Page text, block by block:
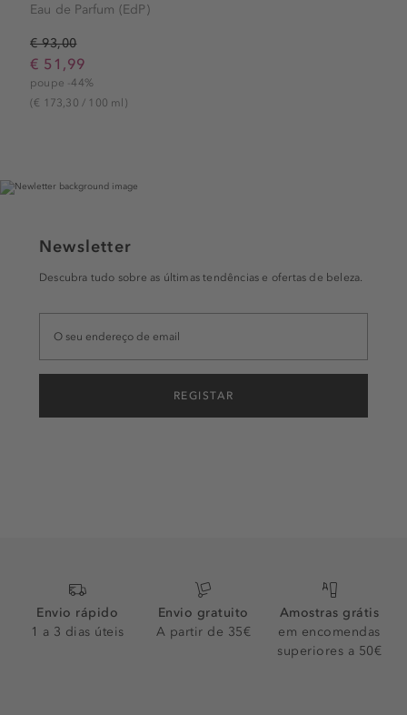
Eau de Parfum (EdP)
€ 93,00
€ 51,99
poupe -44%
(€ 173,30 / 100 ml)
Newsletter
Descubra tudo sobre as últimas tendências e ofertas de beleza.
REGISTAR
Envio rápido
1 a 3 dias úteis
Envio gratuito
A partir de 35€
Amostras grátis
em encomendas
superiores a 50€